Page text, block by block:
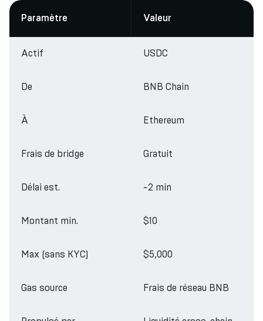
Paramètre Valeur
Actif USDC
De BNB Chain
À Ethereum
Frais de bridge Gratuit
Délai est. ~2 min
Montant min. $10
Max (sans KYC) $5,000
Gas source Frais de réseau BNB